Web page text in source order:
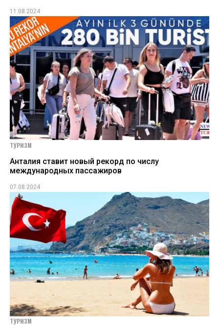
11.08.2024
ТУРИЗМ
Анталия ставит новый рекорд по числу
международных пассажиров
07.08.2024
ТУРИЗМ